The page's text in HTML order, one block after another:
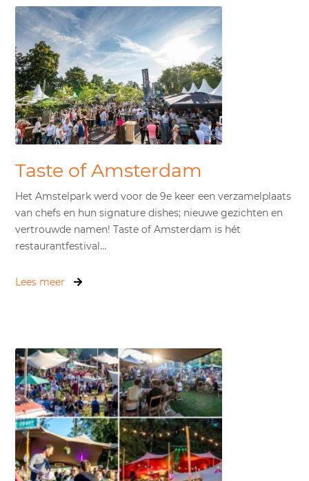
Taste of Amsterdam
Het Amstelpark werd voor de 9e keer een verzamelplaats
van chefs en hun signature dishes; nieuwe gezichten en
vertrouwde namen! Taste of Amsterdam is hét
restaurantfestival...
Lees meer